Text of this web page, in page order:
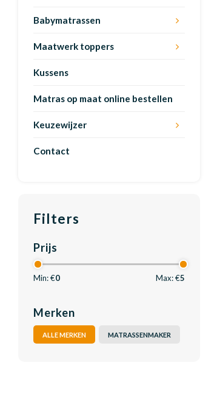
Babymatrassen
Maatwerk toppers
Kussens
Matras op maat online bestellen
Keuzewijzer
Contact
Filters
Prijs
Min: €0 Max: €5
Merken
ALLE MERKEN MATRASSENMAKER